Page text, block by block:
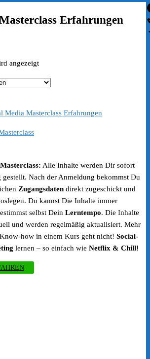
Erfahrungen
angezeigt
Alle Inhalte werden Dir sofort
gestellt. Nach der Anmeldung bekommst Du
Zugangsdaten direkt zugeschickt und
Du kannst Die Inhalte immer
selbst Dein Lerntempo. Die Inhalte
und werden regelmäßig aktualisiert. Mehr
how in einem Kurs geht nicht! Social-
lernen – so einfach wie Netflix & Chill!